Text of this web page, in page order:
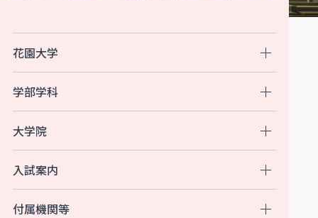
花園大学
入試案内
付属機関等
学部学科
大学院